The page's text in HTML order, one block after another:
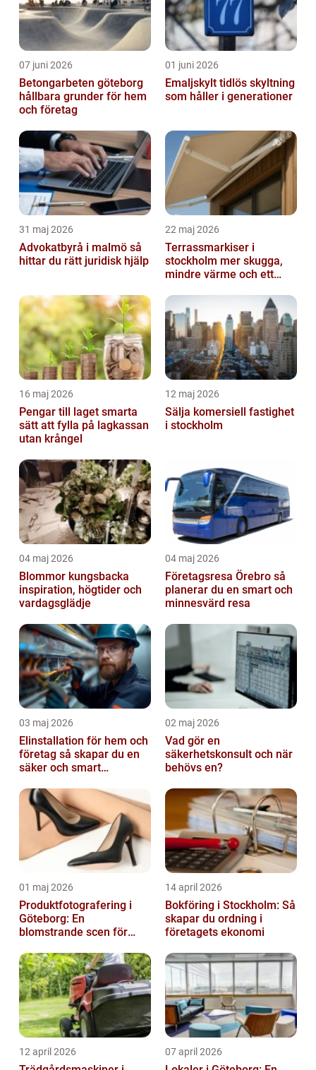
07 juni 2026
Betongarbeten göteborg
hållbara grunder för hem
och företag
01 juni 2026
Emaljskylt tidlös skyltning
som håller i generationer
31 maj 2026
Advokatbyrå i malmö så
hittar du rätt juridisk hjälp
22 maj 2026
Terrassmarkiser i
stockholm mer skugga,
mindre värme och ett
16 maj 2026
Pengar till laget smarta
sätt att fylla på lagkassan
utan krångel
12 maj 2026
Sälja komersiell fastighet
i stockholm
04 maj 2026
Blommor kungsbacka
inspiration, högtider och
vardagsglädje
04 maj 2026
Företagsresa Örebro så
planerar du en smart och
minnesvärd resa
03 maj 2026
Elinstallation för hem och
företag så skapar du en
säker och smart
02 maj 2026
Vad gör en
säkerhetskonsult och när
behövs en?
01 maj 2026
Produktfotografering i
Göteborg: En
blomstrande scen för
14 april 2026
Bokföring i Stockholm: Så
skapar du ordning i
företagets ekonomi
12 april 2026 07 april 2026